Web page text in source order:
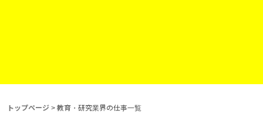
トップページ > 教育・研究業界の仕事一覧